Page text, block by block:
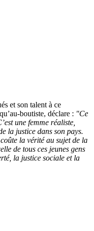
et son talent à ce
boutiste, déclare : "Ce
une femme réaliste,
la justice dans son pays.
la vérité au sujet de la
de tous ces jeunes gens
la justice sociale et la